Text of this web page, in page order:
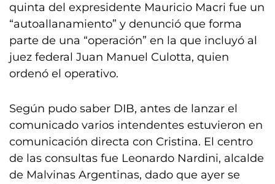
quinta del expresidente Mauricio Macri fue un
“autoallanamiento” y denunció que forma
parte de una “operación” en la que incluyó al
juez federal Juan Manuel Culotta, quien
ordenó el operativo.
Según pudo saber DIB, antes de lanzar el
comunicado varios intendentes estuvieron en
comunicación directa con Cristina. El centro
de las consultas fue Leonardo Nardini, alcalde
de Malvinas Argentinas, dado que ayer se